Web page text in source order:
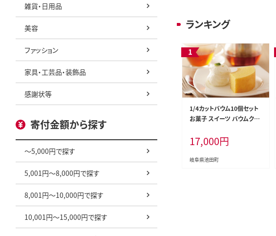
雑貨・日用品
美容
ファッション
家具・工芸品・装飾品
感謝状等
寄付金額から探す
～5,000円で探す
5,001円～8,000円で探す
8,001円～10,000円で探す
10,001円～15,000円で探す
ランキング
1/4カットバウム10個セット
お菓子 スイーツ バウムクー
17,000円
岐阜県池田町